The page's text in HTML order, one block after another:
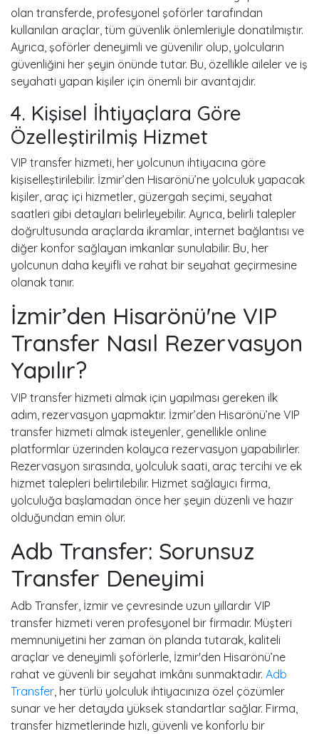
olan transferde, profesyonel şoförler tarafından
kullanılan araçlar, tüm güvenlik önlemleriyle donatılmıştır.
Ayrıca, şoförler deneyimli ve güvenilir olup, yolcuların
güvenliğini her şeyin önünde tutar. Bu, özellikle aileler ve iş
seyahati yapan kişiler için önemli bir avantajdır.
4. Kişisel İhtiyaçlara Göre
Özelleştirilmiş Hizmet
VIP transfer hizmeti, her yolcunun ihtiyacına göre
kişiselleştirilebilir. İzmir’den Hisarönü’ne yolculuk yapacak
kişiler, araç içi hizmetler, güzergah seçimi, seyahat
saatleri gibi detayları belirleyebilir. Ayrıca, belirli talepler
doğrultusunda araçlarda ikramlar, internet bağlantısı ve
diğer konfor sağlayan imkanlar sunulabilir. Bu, her
yolcunun daha keyifli ve rahat bir seyahat geçirmesine
olanak tanır.
İzmir’den Hisarönü'ne VIP
Transfer Nasıl Rezervasyon
Yapılır?
VIP transfer hizmeti almak için yapılması gereken ilk
adım, rezervasyon yapmaktır. İzmir’den Hisarönü’ne VIP
transfer hizmeti almak isteyenler, genellikle online
platformlar üzerinden kolayca rezervasyon yapabilirler.
Rezervasyon sırasında, yolculuk saati, araç tercihi ve ek
hizmet talepleri belirtilebilir. Hizmet sağlayıcı firma,
yolculuğa başlamadan önce her şeyin düzenli ve hazır
olduğundan emin olur.
Adb Transfer: Sorunsuz
Transfer Deneyimi
Adb Transfer, İzmir ve çevresinde uzun yıllardır VIP
transfer hizmeti veren profesyonel bir firmadır. Müşteri
memnuniyetini her zaman ön planda tutarak, kaliteli
araçlar ve deneyimli şoförlerle, İzmir'den Hisarönü’ne
rahat ve güvenli bir seyahat imkânı sunmaktadır. Adb
Transfer , her türlü yolculuk ihtiyacınıza özel çözümler
sunar ve her detayda yüksek standartlar sağlar. Firma,
transfer hizmetlerinde hızlı, güvenli ve konforlu bir